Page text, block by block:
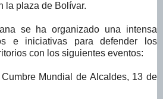
la plaza de Bolívar.
se ha organizado una intensa
e iniciativas para defender los
con los siguientes eventos:
Mundial de Alcaldes, 13 de